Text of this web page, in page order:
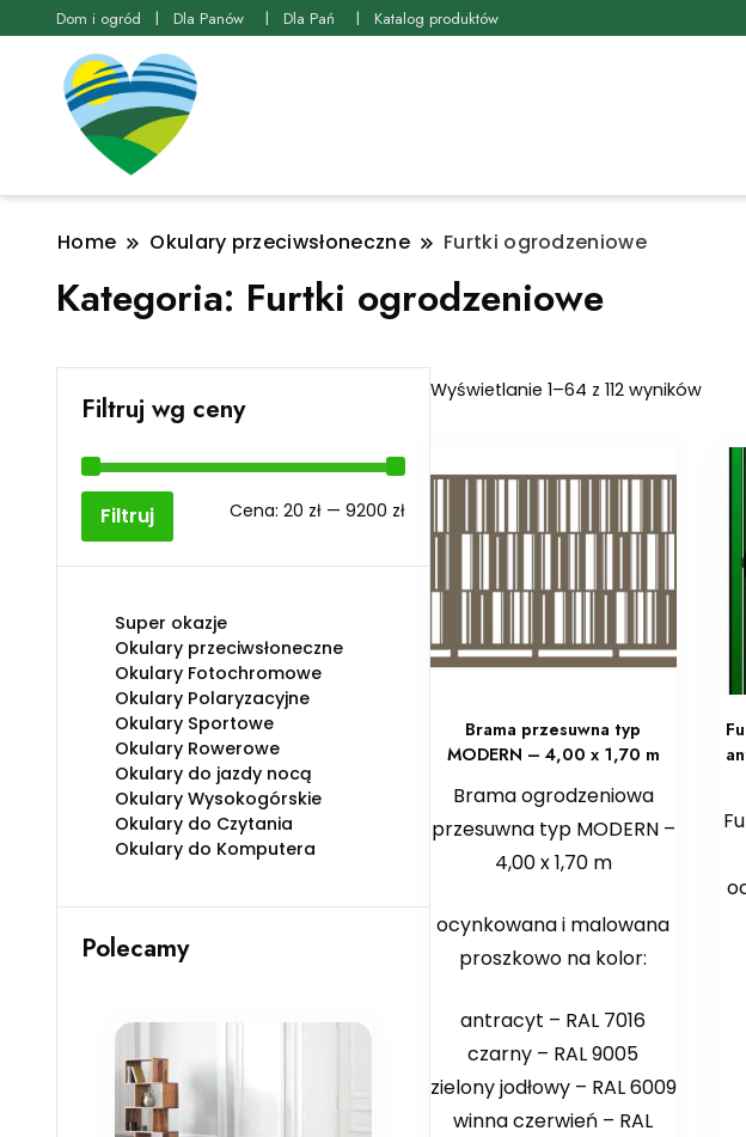
Dom i ogród Dla Panów Dla Pań Katalog produktów
Home Okulary przeciwsłoneczne Furtki ogrodzeniowe
Kategoria: Furtki ogrodzeniowe
Wyświetlanie 1–64 z 112 wyników
Brama przesuwna typ
MODERN – 4,00 x 1,70 m
Brama ogrodzeniowa
przesuwna typ MODERN –
4,00 x 1,70 m
ocynkowana i malowana
proszkowo na kolor:
antracyt – RAL 7016
czarny – RAL 9005
zielony jodłowy – RAL 6009
winna czerwień – RAL
Filtruj wg ceny
Cena
Cena
Filtruj Cena: 20 zł— 9200 zł
Super okazje
Okulary przeciwsłoneczne
Okulary Fotochromowe
Okulary Polaryzacyjne
Okulary Sportowe
Okulary Rowerowe
Okulary do jazdy nocą
Okulary Wysokogórskie
Okulary do Czytania
Okulary do Komputera
Polecamy